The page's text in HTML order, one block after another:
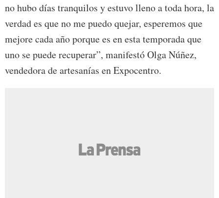
no hubo días tranquilos y estuvo lleno a toda hora, la
verdad es que no me puedo quejar, esperemos que
mejore cada año porque es en esta temporada que
uno se puede recuperar”, manifestó Olga Núñez,
vendedora de artesanías en Expocentro.